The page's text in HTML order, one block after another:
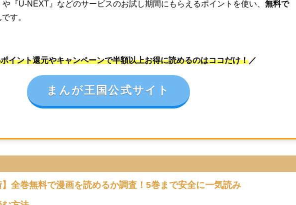
や『U-NEXT』などのサービスのお試し期間にもらえるポイントを使い、無料で
です。
イント還元やキャンペーンで半額以上お得に読めるのはココだけ！ ／
まんが王国公式サイト
】全巻無料で漫画を読めるか調査！5巻まで安全に一気読み